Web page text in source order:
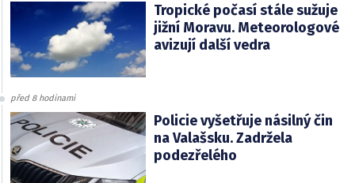
Tropické počasí stále sužuje
jižní Moravu. Meteorologové
avizují další vedra
před 8 hodinami
Policie vyšetřuje násilný čin
na Valašsku. Zadržela
podezřelého